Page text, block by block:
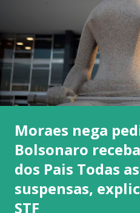
Moraes nega
Bolsonaro
dos Pais Todas
suspensas,
STF